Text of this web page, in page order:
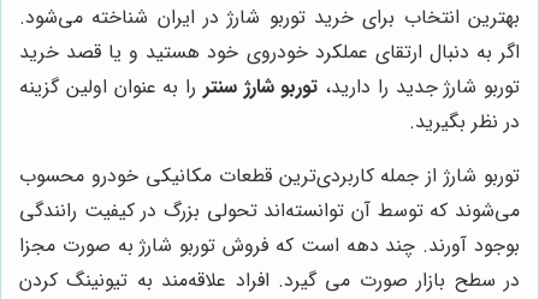
بهترین انتخاب برای خرید توربو شارژ در ایران شناخته می‌شود.
اگر به دنبال ارتقای عملکرد خودروی خود هستید و یا قصد خرید
توربو شارژ جدید را دارید، توربو شارژ سنتر را به عنوان اولین گزینه
در نظر بگیرید.
توربو شارژ از جمله کاربردی‌ترین قطعات مکانیکی خودرو محسوب
می‌شوند که توسط آن توانسته‌اند تحولی بزرگ در کیفیت رانندگی
بوجود آورند. چند دهه است که فروش توربو شارژ به صورت مجزا
در سطح بازار صورت می گیرد. افراد علاقه‌مند به تیونینگ کردن